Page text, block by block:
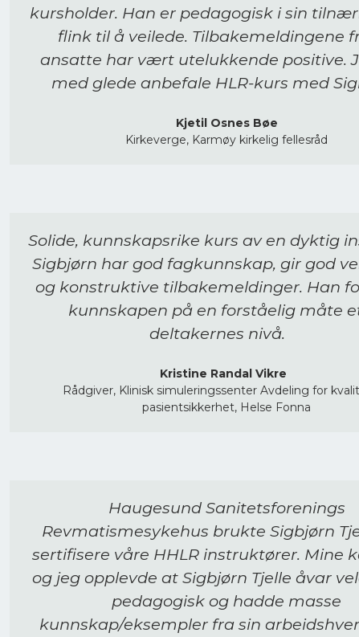
kursholder. Han er pedagogisk i sin
flink til å veilede. Tilbakemeldingene
ansatte har vært utelukkende positive.
med glede anbefale HLR-kurs med
Kjetil Osnes Bøe
Kirkeverge, Karmøy kirkelig fellesråd
Solide, kunnskapsrike kurs av en dyktig
Sigbjørn har god fagkunnskap, gir god
og konstruktive tilbakemeldinger. Han
kunnskapen på en forståelig måte
deltakernes nivå.
Kristine Randal Vikre
Rådgiver, Klinisk simuleringssenter Avdeling for
pasientsikkerhet, Helse Fonna
Haugesund Sanitetsforenings
Revmatismesykehus brukte Sigbjørn
sertifisere våre HHLR instruktører. Mine
og jeg opplevde at Sigbjørn Tjelle åvar
pedagogisk og hadde masse
kunnskap/eksempler fra sin